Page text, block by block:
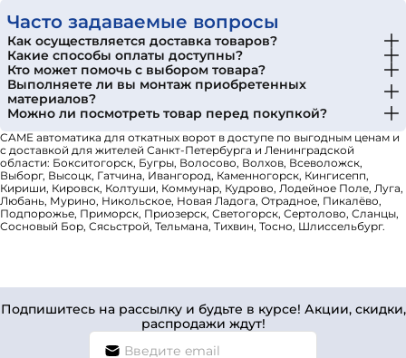
Часто задаваемые вопросы
Как осуществляется доставка товаров?
Какие способы оплаты доступны?
Кто может помочь с выбором товара?
Выполняете ли вы монтаж приобретенных
материалов?
Можно ли посмотреть товар перед покупкой?
CAME автоматика для откатных ворот в доступе по выгодным ценам и
с доставкой для жителей Санкт-Петербурга и Ленинградской
области: Бокситогорск, Бугры, Волосово, Волхов, Всеволожск,
Выборг, Высоцк, Гатчина, Ивангород, Каменногорск, Кингисепп,
Кириши, Кировск, Колтуши, Коммунар, Кудрово, Лодейное Поле, Луга,
Любань, Мурино, Никольское, Новая Ладога, Отрадное, Пикалёво,
Подпорожье, Приморск, Приозерск, Светогорск, Сертолово, Сланцы,
Сосновый Бор, Сясьстрой, Тельмана, Тихвин, Тосно, Шлиссельбург.
Подпишитесь на рассылку и будьте в курсе! Акции, скидки,
распродажи ждут!